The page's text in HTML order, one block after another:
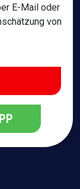
E-Mail oder
von